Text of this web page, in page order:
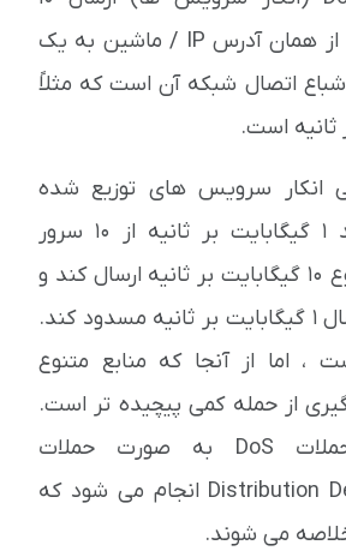
گیگابایت بر ثانیه از همان آدرس IP / ماشین به یک
اتصال شبکه آن است که مثلاً
انکار سرویس های توزیع شده
(DDoS) می تواند 1 گیگابایت بر ثانیه از 10 سرور
مختلف را در مجموع 10 گیگابایت بر ثانیه ارسال کند و
یک سرور را با اتصال 1 گیگابایت بر ثانیه مسدود کند.
، اما از آنجا که منابع متنوع
از حمله کمی پیچیده تر است.
امروزه بیشتر حملات DoS به صورت حملات
Distribution Denial of Service انجام می شود که